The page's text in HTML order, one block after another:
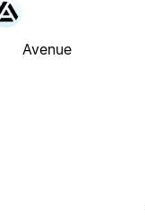
Avenue